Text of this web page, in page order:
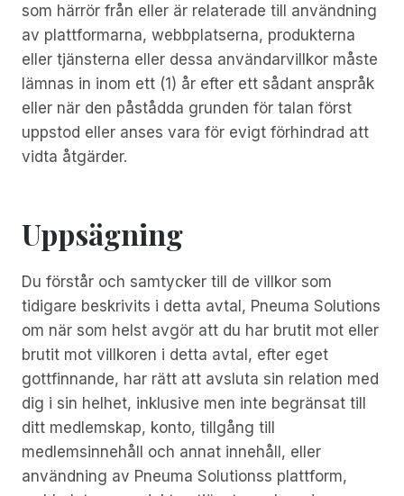
som härrör från eller är relaterade till användning
av plattformarna, webbplatserna, produkterna
eller tjänsterna eller dessa användarvillkor måste
lämnas in inom ett (1) år efter ett sådant anspråk
eller när den påstådda grunden för talan först
uppstod eller anses vara för evigt förhindrad att
vidta åtgärder.
Uppsägning
Du förstår och samtycker till de villkor som
tidigare beskrivits i detta avtal, Pneuma Solutions
om när som helst avgör att du har brutit mot eller
brutit mot villkoren i detta avtal, efter eget
gottfinnande, har rätt att avsluta sin relation med
dig i sin helhet, inklusive men inte begränsat till
ditt medlemskap, konto, tillgång till
medlemsinnehåll och annat innehåll, eller
användning av Pneuma Solutionss plattform,